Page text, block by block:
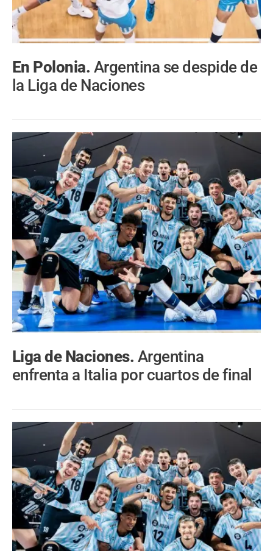
En Polonia. Argentina se despide de
la Liga de Naciones
Liga de Naciones. Argentina
enfrenta a Italia por cuartos de final